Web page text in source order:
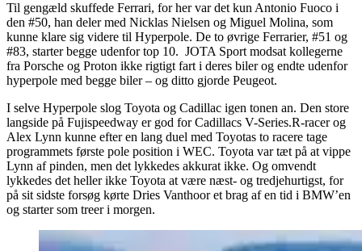
Til gengæld skuffede Ferrari, for her var det kun Antonio Fuoco i
den #50, han deler med Nicklas Nielsen og Miguel Molina, som
kunne klare sig videre til Hyperpole. De to øvrige Ferrarier, #51 og
#83, starter begge udenfor top 10. JOTA Sport modsat kollegerne
fra Porsche og Proton ikke rigtigt fart i deres biler og endte udenfor
hyperpole med begge biler – og ditto gjorde Peugeot.
I selve Hyperpole slog Toyota og Cadillac igen tonen an. Den store
langside på Fujispeedway er god for Cadillacs V-Series.R-racer og
Alex Lynn kunne efter en lang duel med Toyotas to racere tage
programmets første pole position i WEC. Toyota var tæt på at vippe
Lynn af pinden, men det lykkedes akkurat ikke. Og omvendt
lykkedes det heller ikke Toyota at være næst- og tredjehurtigst, for
på sit sidste forsøg kørte Dries Vanthoor et brag af en tid i BMW’en
og starter som treer i morgen.